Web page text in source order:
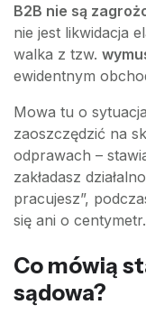
B2B nie są
nie jest likwidacja
walka z tzw.
ewidentnym
Mowa tu o
zaoszczędzić na
odprawach –
zakładasz
pracujesz”,
się ani o centymetr.
Co mówią
sądowa?